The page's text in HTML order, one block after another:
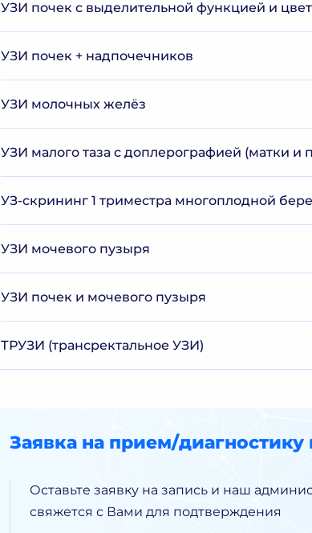
УЗИ почек с выделительной функцией и
УЗИ почек + надпочечников
УЗИ молочных желёз
УЗИ малого таза с доплерографией (матки и
УЗ-скрининг 1 триместра многоплодной
УЗИ мочевого пузыря
УЗИ почек и мочевого пузыря
ТРУЗИ (трансректальное УЗИ)
Заявка на прием/
Оставьте заявку на запись и наш
свяжется с Вами для подтверждения